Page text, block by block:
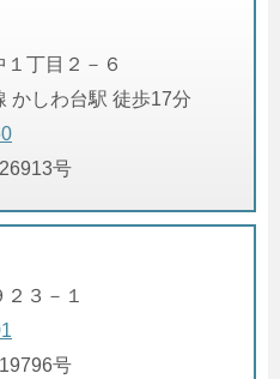
丁目２－６
かしわ台駅 徒歩17分
号
３－１
号